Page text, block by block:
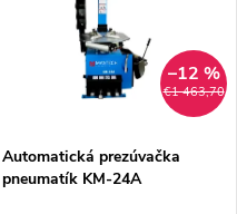
€1 463,70
–12 %
Automatická prezúvačka
pneumatík KM-24A